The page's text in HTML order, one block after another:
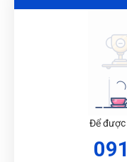
(Đánh giá 1
Nhân viên phục vụ
Để